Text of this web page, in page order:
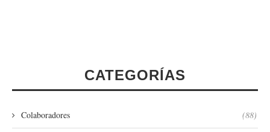
CATEGORÍAS
Colaboradores (88)